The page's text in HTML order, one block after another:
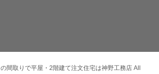
間取りで平屋・2階建て注文住宅は神野工務店 All